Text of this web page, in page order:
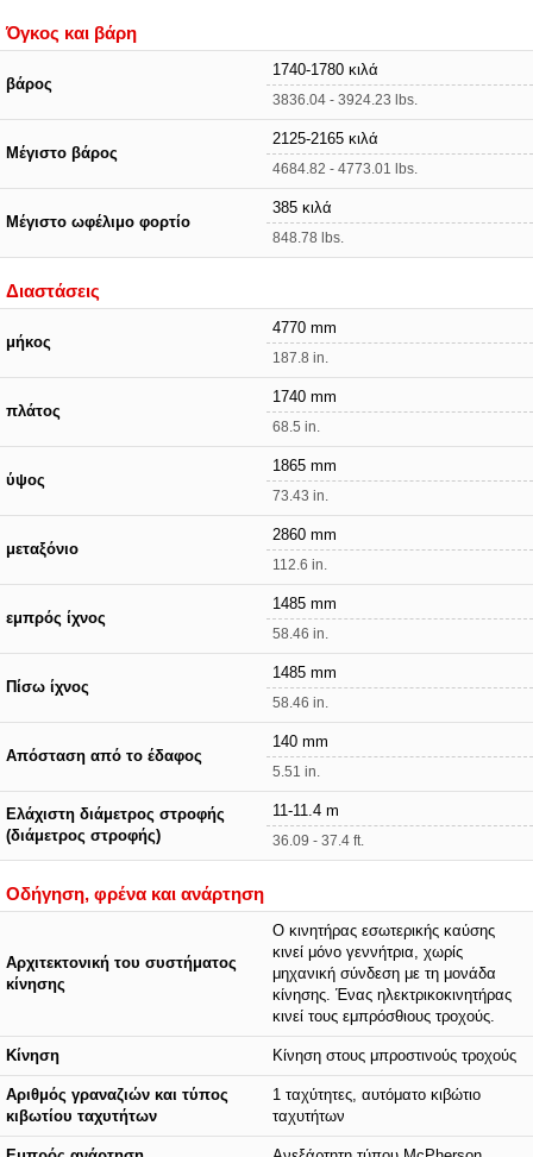
Όγκος και βάρη
βάρος
1740-1780 κιλά
3836.04 - 3924.23 lbs.
Μέγιστο βάρος
2125-2165 κιλά
4684.82 - 4773.01 lbs.
Μέγιστο ωφέλιμο φορτίο
385 κιλά
848.78 lbs.
Διαστάσεις
μήκος
4770 mm
187.8 in.
πλάτος
1740 mm
68.5 in.
ύψος
1865 mm
73.43 in.
μεταξόνιο
2860 mm
112.6 in.
εμπρός ίχνος
1485 mm
58.46 in.
Πίσω ίχνος
1485 mm
58.46 in.
Απόσταση από το έδαφος
140 mm
5.51 in.
Ελάχιστη διάμετρος στροφής
(διάμετρος στροφής)
11-11.4 m
36.09 - 37.4 ft.
Οδήγηση, φρένα και ανάρτηση
Αρχιτεκτονική του συστήματος
κίνησης
O κινητήρας εσωτερικής καύσης
κινεί μόνο γεννήτρια, χωρίς
μηχανική σύνδεση με τη μονάδα
κίνησης. Ένας ηλεκτρικοκινητήρας
κινεί τους εμπρόσθιους τροχούς.
Κίνηση Κίνηση στους μπροστινούς τροχούς
Αριθμός γραναζιών και τύπος
κιβωτίου ταχυτήτων
1 ταχύτητες, αυτόματο κιβώτιο
ταχυτήτων